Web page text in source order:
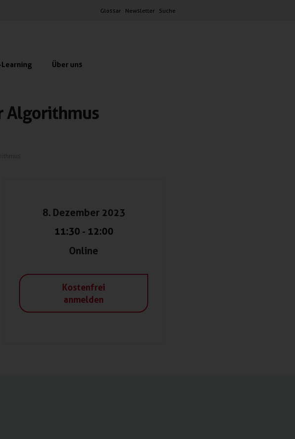
Glossar Newsletter Suche
Learning Über uns
Algorithmus
8. Dezember 2023
11:30 - 12:00
Online
Kostenfrei
anmelden